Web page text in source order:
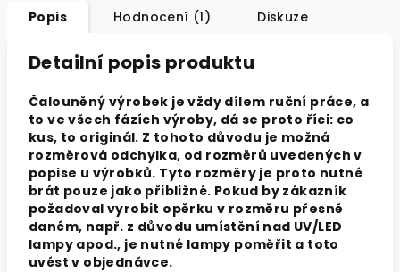
Popis Hodnocení (1) Diskuze
Detailní popis produktu
Čalouněný výrobek je vždy dílem ruční práce, a
to ve všech fázích výroby, dá se proto říci: co
kus, to originál. Z tohoto důvodu je možná
rozměrová odchylka, od rozměrů uvedených v
popise u výrobků. Tyto rozměry je proto nutné
brát pouze jako přibližné. Pokud by zákazník
požadoval vyrobit opěrku v rozměru přesně
daném, např. z důvodu umístění nad UV/LED
lampy apod., je nutné lampy poměřit a toto
uvést v objednávce.